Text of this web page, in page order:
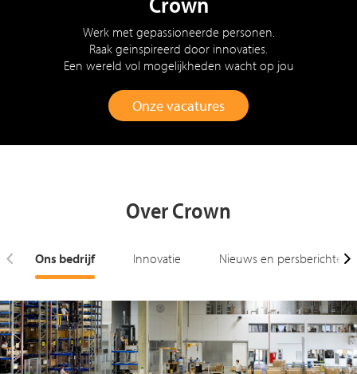
Werk met gepassioneerde personen.
Raak geinspireerd door innovaties.
Een wereld vol mogelijkheden wacht op jou
Onze vacatures
Over Crown
Ons bedrijf Innovatie Nieuws en persberichten